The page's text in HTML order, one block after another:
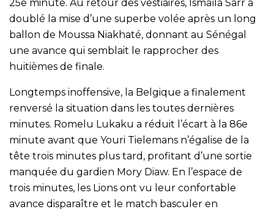
25e minute. Au retour des vestiaires, Ismaïla Sarr a
doublé la mise d’une superbe volée après un long
ballon de Moussa Niakhaté, donnant au Sénégal
une avance qui semblait le rapprocher des
huitièmes de finale.
Longtemps inoffensive, la Belgique a finalement
renversé la situation dans les toutes dernières
minutes. Romelu Lukaku a réduit l’écart à la 86e
minute avant que Youri Tielemans n’égalise de la
tête trois minutes plus tard, profitant d’une sortie
manquée du gardien Mory Diaw. En l’espace de
trois minutes, les Lions ont vu leur confortable
avance disparaître et le match basculer en